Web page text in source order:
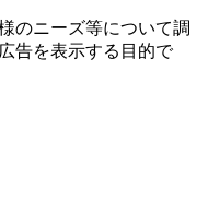
のニーズ等について調
告を表⽰する⽬的で